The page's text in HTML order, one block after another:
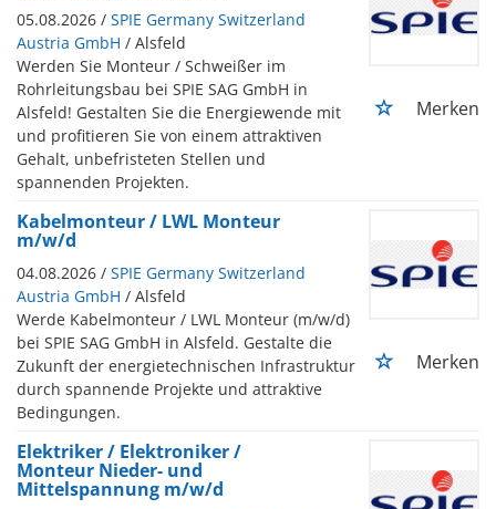
05.08.2026 / SPIE Germany Switzerland
Austria GmbH / Alsfeld
Werden Sie Monteur / Schweißer im
Rohrleitungsbau bei SPIE SAG GmbH in
Alsfeld! Gestalten Sie die Energiewende mit
und profitieren Sie von einem attraktiven
Gehalt, unbefristeten Stellen und
spannenden Projekten.
Merken
Kabelmonteur / LWL Monteur
m/w/d
04.08.2026 / SPIE Germany Switzerland
Austria GmbH / Alsfeld
Werde Kabelmonteur / LWL Monteur (m/w/d)
bei SPIE SAG GmbH in Alsfeld. Gestalte die
Zukunft der energietechnischen Infrastruktur
durch spannende Projekte und attraktive
Bedingungen.
Merken
Elektriker / Elektroniker /
Monteur Nieder- und
Mittelspannung m/w/d